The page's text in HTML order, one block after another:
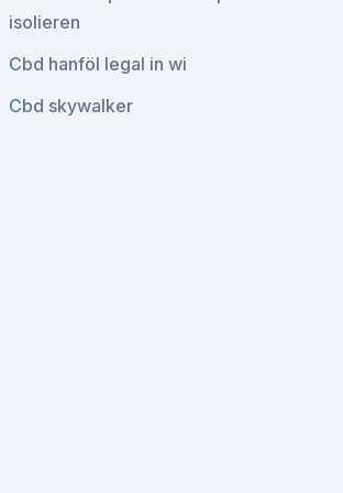
isolieren
Cbd hanföl legal in wi
Cbd skywalker